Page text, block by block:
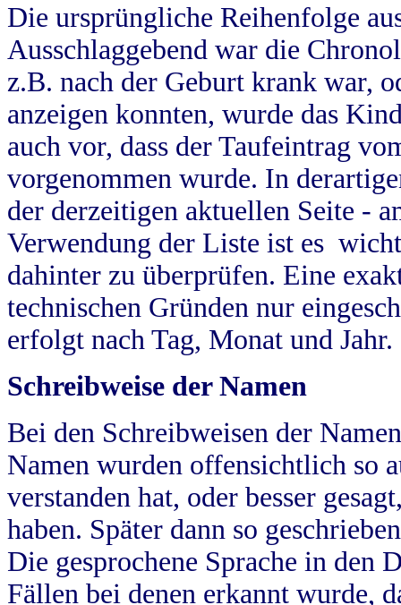
Die ursprüngliche Reihenfolge
Ausschlaggebend war die
z.B. nach der Geburt krank war,
anzeigen konnten, wurde das
auch vor, dass der Taufeintrag
vorgenommen wurde. In
der derzeitigen aktuellen Seite -
Verwendung der Liste ist es
dahinter zu überprüfen. Eine
technischen Gründen nur
erfolgt nach Tag, Monat und Jahr.
Schreibweise der Namen
Bei den Schreibweisen der
Namen wurden offensichtlich so
verstanden hat, oder besser
haben. Später dann so
Die gesprochene Sprache in
Fällen bei denen erkannt wurde,